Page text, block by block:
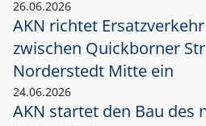
26.06.2026
AKN richtet
zwischen Quickborner
Norderstedt Mitte ein
24.06.2026
AKN startet den Bau des